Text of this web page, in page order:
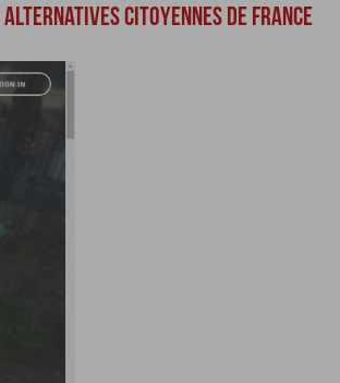
CITOYENNES DE FRANCE